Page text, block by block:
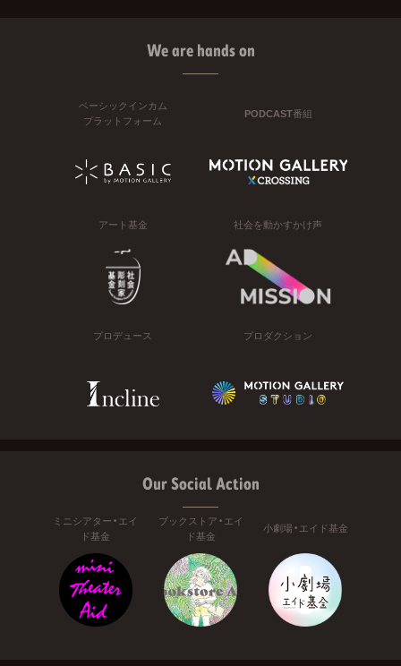
We are hands on
ベーシックインカム
プラットフォーム
PODCAST番組
アート基金 社会を動かすかけ声
プロデュース プロダクション
Our Social Action
ミニシアター・エイ
ド基金
ブックストア・エイ
ド基金
小劇場・エイド基金